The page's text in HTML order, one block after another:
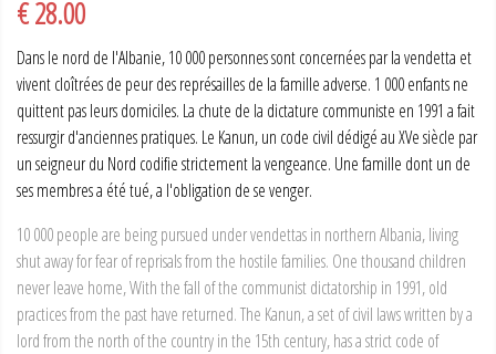
€ 28.00
Dans le nord de l'Albanie, 10 000 personnes sont concernées par la vendetta et
vivent cloîtrées de peur des représailles de la famille adverse. 1 000 enfants ne
quittent pas leurs domiciles. La chute de la dictature communiste en 1991 a fait
ressurgir d'anciennes pratiques. Le Kanun, un code civil dédigé au XVe siècle par
un seigneur du Nord codifie strictement la vengeance. Une famille dont un de
ses membres a été tué, a l'obligation de se venger.
10 000 people are being pursued under vendettas in northern Albania, living
shut away for fear of reprisals from the hostile families. One thousand children
never leave home, With the fall of the communist dictatorship in 1991, old
practices from the past have returned. The Kanun, a set of civil laws written by a
lord from the north of the country in the 15th century, has a strict code of